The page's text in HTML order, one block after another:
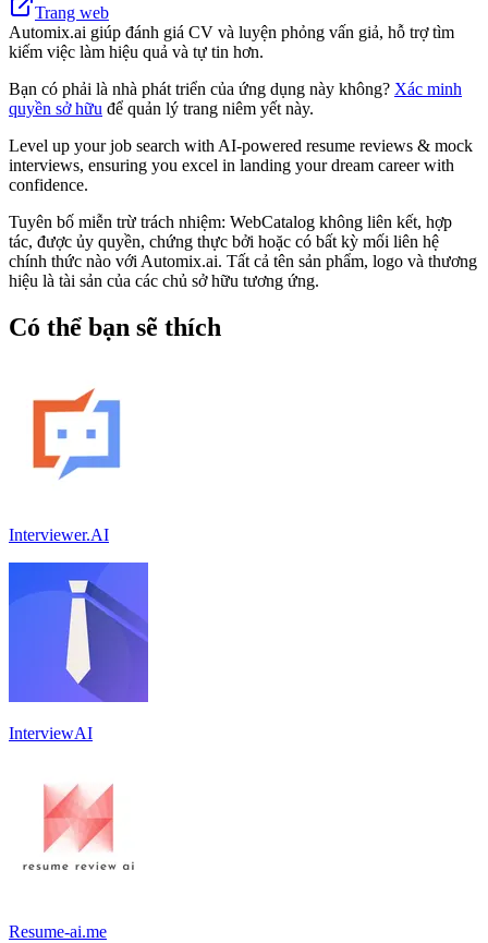
Trang web
Automix.ai giúp đánh giá CV và luyện phỏng vấn giả, hỗ trợ tìm
kiếm việc làm hiệu quả và tự tin hơn.
Bạn có phải là nhà phát triển của ứng dụng này không? Xác minh
quyền sở hữu để quản lý trang niêm yết này.
Level up your job search with AI-powered resume reviews & mock
interviews, ensuring you excel in landing your dream career with
confidence.
Tuyên bố miễn trừ trách nhiệm: WebCatalog không liên kết, hợp
tác, được ủy quyền, chứng thực bởi hoặc có bất kỳ mối liên hệ
chính thức nào với Automix.ai. Tất cả tên sản phẩm, logo và thương
hiệu là tài sản của các chủ sở hữu tương ứng.
Có thể bạn sẽ thích
Interviewer.AI
InterviewAI
Resume-ai.me